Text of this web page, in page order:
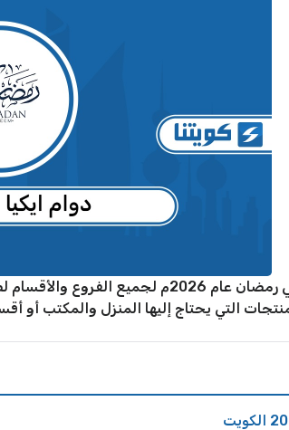
يتم تحديد أوقات دوام ايكيا في رمضان
التي يحتاج إليها المنزل والمكتب أو